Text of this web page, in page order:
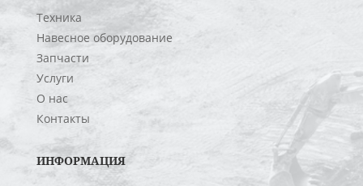
Техника
Навесное оборудование
Запчасти
Услуги
О нас
Контакты
ИНФОРМАЦИЯ